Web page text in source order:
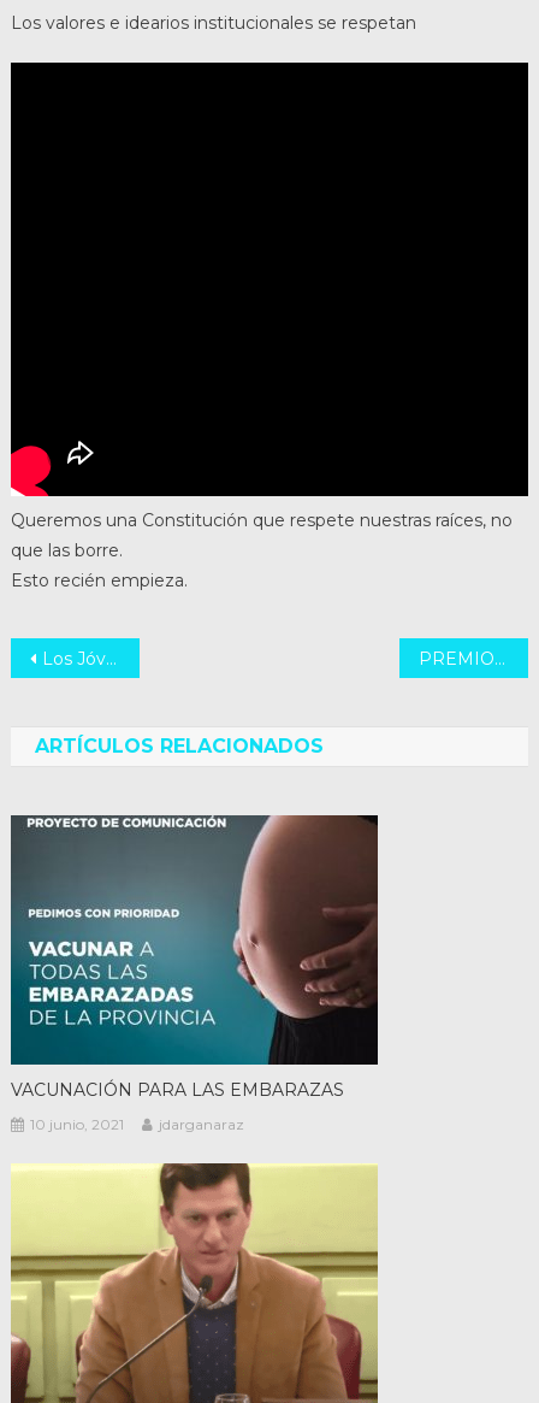
Los valores e idearios institucionales se respetan
Queremos una Constitución que respete nuestras raíces, no
que las borre.
Esto recién empieza.
Navegación
entradas
Los Jóvenes de Inspirar llevamos nuestra voz a la Convención Constituyente. PREMIOS VORLY EN ROSARIO!
ARTÍCULOS RELACIONADOS
VACUNACIÓN PARA LAS EMBARAZAS
10 junio, 2021 jdarganaraz